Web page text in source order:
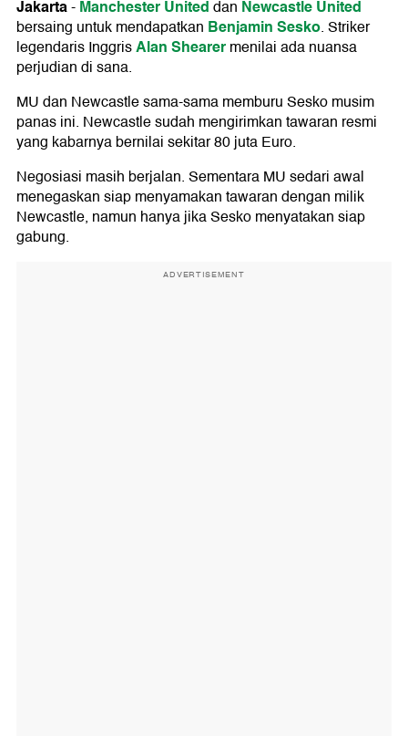
Jakarta-Manchester Uniteddan Newcastle United
bersaing untuk mendapatkan Benjamin Sesko. Striker
legendaris InggrisAlan Shearermenilai ada nuansa
perjudian di sana.
MU dan Newcastle sama-sama memburu Sesko musim
panas ini. Newcastle sudah mengirimkan tawaran resmi
yang kabarnya bernilai sekitar 80 juta Euro.
Negosiasi masih berjalan. Sementara MU sedari awal
menegaskan siap menyamakan tawaran dengan milik
Newcastle, namun hanya jika Sesko menyatakan siap
gabung.
ADVERTISEMENT